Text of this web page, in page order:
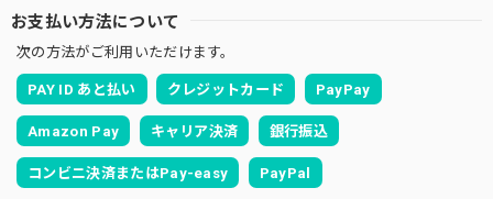
お支払い方法について
次の方法がご利用いただけます。
PAY ID あと払い クレジットカード PayPay
Amazon Pay キャリア決済 銀行振込
コンビニ決済またはPay-easy PayPal